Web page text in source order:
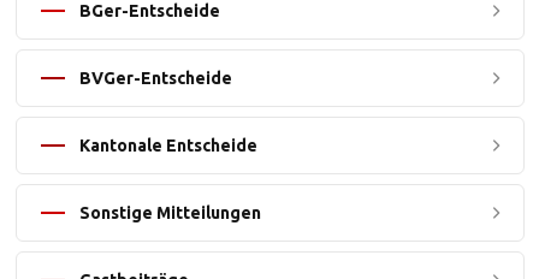
BGer-Entscheide
BVGer-Entscheide
Kantonale Entscheide
Sonstige Mitteilungen